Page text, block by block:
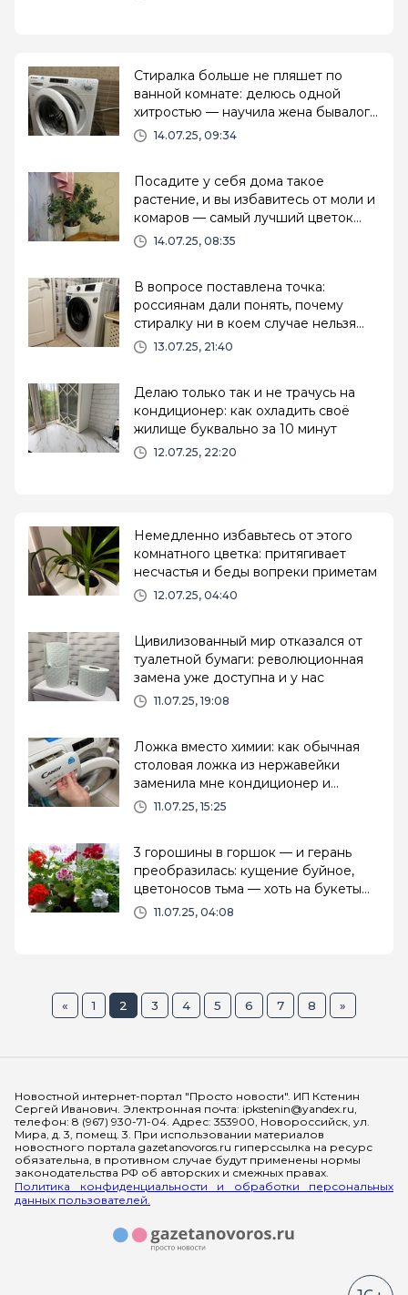
Стиралка больше не пляшет по
ванной комнате: делюсь одной
хитростью — научила жена бывалого
сантехника
14.07.25, 09:34
Посадите у себя дома такое
растение, и вы избавитесь от моли и
комаров — самый лучший цветок
для дома
14.07.25, 08:35
В вопросе поставлена точка:
россиянам дали понять, почему
стиралку ни в коем случае нельзя
запускать два раза подряд
13.07.25, 21:40
Делаю только так и не трачусь на
кондиционер: как охладить своё
жилище буквально за 10 минут
12.07.25, 22:20
Немедленно избавьтесь от этого
комнатного цветка: притягивает
несчастья и беды вопреки приметам
12.07.25, 04:40
Цивилизованный мир отказался от
туалетной бумаги: революционная
замена уже доступна и у нас
11.07.25, 19:08
Ложка вместо химии: как обычная
столовая ложка из нержавейки
заменила мне кондиционер и
пятновыводитель.
11.07.25, 15:25
3 горошины в горшок — и герань
преобразилась: кущение буйное,
цветоносов тьма — хоть на букеты
режь. Мощная подкормка
11.07.25, 04:08
« 1 2 3 4 5 6 7 8 »
Новостной интернет-портал "Просто новости". ИП Кстенин
Сергей Иванович. Электронная почта: ipkstenin@yandex.ru,
телефон: 8 (967) 930-71-04. Адрес: 353900, Новороссийск, ул.
Мира, д. 3, помещ. 3. При использовании материалов
новостного портала gazetanovoros.ru гиперссылка на ресурс
обязательна, в противном случае будут применены нормы
законодательства РФ об авторских и смежных правах.
Политика конфиденциальности и обработки персональных
данных пользователей.